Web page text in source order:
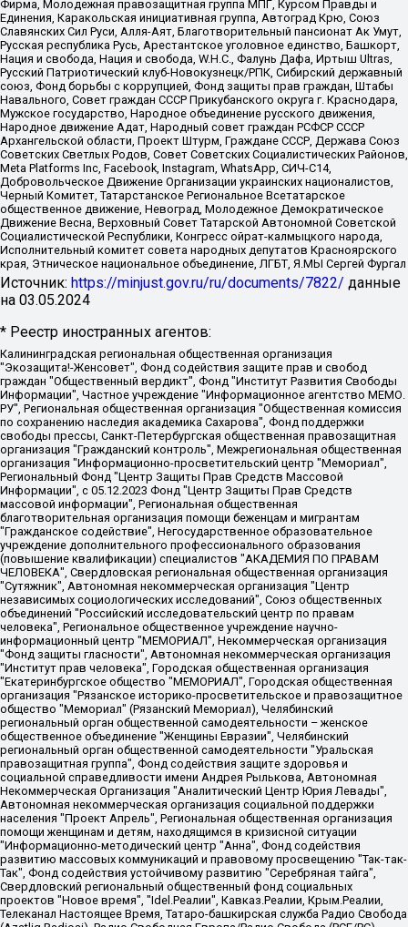
Фирма, Молодежная правозащитная группа МПГ, Курсом Правды и
Единения, Каракольская инициативная группа, Автоград Крю, Союз
Славянских Сил Руси, Алля-Аят, Благотворительный пансионат Ак Умут,
Русская республика Русь, Арестантское уголовное единство, Башкорт,
Нация и свобода, Нация и свобода, W.H.С., Фалунь Дафа, Иртыш Ultras,
Русский Патриотический клуб-Новокузнецк/РПК, Сибирский державный
союз, Фонд борьбы с коррупцией, Фонд защиты прав граждан, Штабы
Навального, Совет граждан СССР Прикубанского округа г. Краснодара,
Мужское государство, Народное объединение русского движения,
Народное движение Адат, Народный совет граждан РСФСР СССР
Архангельской области, Проект Штурм, Граждане СССР, Держава Союз
Советских Светлых Родов, Совет Советских Социалистических Районов,
Meta Platforms Inc, Facebook, Instagram, WhatsApp, СИЧ-С14,
Добровольческое Движение Организации украинских националистов,
Черный Комитет, Татарстанское Региональное Всетатарское
общественное движение, Невоград, Молодежное Демократическое
Движение Весна, Верховный Совет Татарской Автономной Советской
Социалистической Республики, Конгресс ойрат-калмыцкого народа,
Исполнительный комитет совета народных депутатов Красноярского
края, Этническое национальное объединение, ЛГБТ, Я.МЫ Сергей Фургал
Источник: https://minjust.gov.ru/ru/documents/7822/ данные
на 03.05.2024
* Реестр иностранных агентов:
Калининградская региональная общественная организация "Экозащита!-Женсовет", Фонд содействия защите прав и свобод граждан "Общественный вердикт", Фонд "Институт Развития Свободы Информации", Частное учреждение "Информационное агентство МЕМО. РУ", Региональная общественная организация "Общественная комиссия по сохранению наследия академика Сахарова", Фонд поддержки свободы прессы, Санкт-Петербургская общественная правозащитная организация "Гражданский контроль", Межрегиональная общественная организация "Информационно-просветительский центр "Мемориал", Региональный Фонд "Центр Защиты Прав Средств Массовой Информации", с 05.12.2023 Фонд "Центр Защиты Прав Средств массовой информации", Региональная общественная благотворительная организация помощи беженцам и мигрантам "Гражданское содействие", Негосударственное образовательное учреждение дополнительного профессионального образования (повышение квалификации) специалистов "АКАДЕМИЯ ПО ПРАВАМ ЧЕЛОВЕКА", Свердловская региональная общественная организация "Сутяжник", Автономная некоммерческая организация "Центр независимых социологических исследований", Союз общественных объединений "Российский исследовательский центр по правам человека", Региональное общественное учреждение научно-информационный центр "МЕМОРИАЛ", Некоммерческая организация "Фонд защиты гласности", Автономная некоммерческая организация "Институт прав человека", Городская общественная организация "Екатеринбургское общество "МЕМОРИАЛ", Городская общественная организация "Рязанское историко-просветительское и правозащитное общество "Мемориал" (Рязанский Мемориал), Челябинский региональный орган общественной самодеятельности – женское общественное объединение "Женщины Евразии", Челябинский региональный орган общественной самодеятельности "Уральская правозащитная группа", Фонд содействия защите здоровья и социальной справедливости имени Андрея Рылькова, Автономная Некоммерческая Организация "Аналитический Центр Юрия Левады", Автономная некоммерческая организация социальной поддержки населения "Проект Апрель", Региональная общественная организация помощи женщинам и детям, находящимся в кризисной ситуации "Информационно-методический центр "Анна", Фонд содействия развитию массовых коммуникаций и правовому просвещению "Так-так-Так", Фонд содействия устойчивому развитию "Серебряная тайга", Свердловский региональный общественный фонд социальных проектов "Новое время", "Idel.Реалии", Кавказ.Реалии, Крым.Реалии, Телеканал Настоящее Время, Татаро-башкирская служба Радио Свобода (Azatliq Radiosi), Радио Свободная Европа/Радио Свобода (PCE/PC), "Сибирь.Реалии", "Фактограф", Благотворительный фонд помощи осужденным и их семьям, Автономная некоммерческая организация "Институт глобализации и социальных движений", Фонд "В защиту прав заключенных", Частное учреждение "Центр поддержки и содействия развитию средств массовой информации", Пензенский региональный общественный благотворительный фонд "Гражданский союз", "Север.Реалии", Некоммерческая организация Фонд "Правовая инициатива", Общество с ограниченной ответственностью "Радио Свободная Европа/Радио Свобода", Чешское информационное агентство "MEDIUM-ORIENT", Красноярская региональная общественная организация "Мы против СПИДа", Камалягин Денис Николаевич, Маркелов Сергей Евгеньевич, Пономарев Лев Александрович, Савицкая Людмила Алексеевна, Автономная некоммерческая организация "Центр по работе с проблемой насилия "НАСИЛИЮ.НЕТ", Межрегиональный профессиональный союз работников здравоохранения "Альянс врачей", Юридическое лицо, зарегистрированное в Латвийской Республике, SIA "Medusa Project" (регистрационный номер 40103797863, дата регистрации 10.06.2014), Некоммерческая организация "Фонд по борьбе с коррупцией", Автономная некоммерческая организация "Институт права и публичной политики", Баданин Роман Сергеевич, Гликин Максим Александрович, Железнова Мария Михайловна, Лукьянова Юлия Сергеевна, Маетная Елизавета Витальевна, Маняхин Петр Борисович, Чуракова Ольга Владимировна, Ярош Юлия Петровна, Юридическое лицо "The Insider SIA", зарегистрированное в Риге, Латвийская Республика (дата регистрации 26.06.2015), являющееся администратором доменного имени интернет-издания "The Insider SIA", https://theins.ru, Постернак Алексей Евгеньевич, Рубин Михаил Аркадьевич, Анин Роман Александрович, Юридическое лицо Istories fonds, зарегистрированное в Латвийской Республике (регистрационный номер 50008295751, дата регистрации 24.02.2020), Великовский Дмитрий Александрович, Долинина Ирина Николаевна, Мароховская Алеся Алексеевна, Шлейнов Роман Юрьевич, Шмагун Олеся Валентиновна, Общество с ограниченной ответственностью "Альтаир 2021", Общество с ограниченной ответственностью "Вега 2021", Общество с ограниченной ответственностью "Главный редактор 2021", Общество с ограниченной ответственностью "Ромашки монолит", Важенков Артем Валерьевич, Ивановская областная общественная организация "Центр гендерных исследований", Гурман Юрий Альбертович, Медиапроект "ОВД-Инфо", Егоров Владимир Владимирович, Жилинский Владимир Александрович, Общество с ограниченной ответственностью "ЗП", Иванова София Юрьевна, Карезина Инна Павловна, Кильтау Екатерина Викторовна, Петров Алексей Викторович, Пискунов Сергей Евгеньевич, Смирнов Сергей Сергеевич, Тихонов Михаил Сергеевич, Общество с ограниченной ответственностью "ЖУРНАЛИСТ-ИНОСТРАННЫЙ АГЕНТ", Арапова Галина Юрьевна, Вольтская Татьяна Анатольевна, Американская компания "Mason G.E.S. Anonymous Foundation" (США), являющаяся владельцем интернет-издания https://mnews.world/, Компания "Stichting Bellingcat", зарегистрированная в Нидерландах (дата регистрации 11.07.2018), Захаров Андрей Вячеславович, Клепиковская Екатерина Дмитриевна, Общество с ограниченной ответственностью "МЕМО", Перл Роман Александрович, Симонов Евгений Алексеевич, Соловьева Елена Анатольевна, Сотников Даниил Владимирович, Сурначева Елизавета Дмитриевна, Автономная некоммерческая организация по защите прав человека и информированию населения "Якутия – Наше Мнение", Общество с ограниченной ответственностью "Москоу диджитал медиа", с 26.01.2023 Общество с ограниченной ответственностью "Чайка Белые сады", Ветошкина Валерия Валерьевна, Заговора Максим Александрович, Межрегиональное общественное движение "Российская ЛГБТ - сеть", Оленичев Максим Владимирович, Павлов Иван Юрьевич, Скворцова Елена Сергеевна, Общество с ограниченной ответственностью "Как бы инагент", Кочетков Игорь Викторович, Общество с ограниченной ответственностью "Честные выборы", Еланчик Олег Александрович, Общество с ограниченной ответственностью "Нобелевский призыв", Гималова Регина Эмилевна, Григорьев Андрей Валерьевич, Григорьева Алина Александровна, Ассоциация по содействию защите прав призывников, альтернативнослужащих и военнослужащих "Правозащитная группа "Гражданин.Армия.Право", Хисамова Регина Фаритовна, Автономная некоммерческая организация по реализации социально-правовых программ "Лилит", Дальневосточное общественное движение "Маяк", Санкт-Петербургская ЛГБТ-инициативная группа "Выход", Инициативная группа ЛГБТ+ "Реверс", Алексеев Андрей Викторович, Бекбулатова Таисия Львовна, Беляев Иван Михайлович, Владыкина Елена Сергеевна, Гельман Марат Александрович, Никульшина Вероника Юрьевна, Толоконникова Надежда Андреевна, Шендерович Виктор Анатольевич, Общество с ограниченной ответственностью "Данное сообщение", Общество с ограниченной ответственностью Издательский дом "Новая глава", Айнбиндер Александра Александровна, Московский комьюнити-центр для ЛГБТ+инициатив, Благотворительный фонд развития филантропии, Deutsche Welle (Германия, Kurt-Schumacher-Strasse 3, 53113 Bonn), Борзунова Мария Михайловна, Воробьев Виктор Викторович, Голубева Анна Львовна, Константинова Алла Михайловна, Малкова Ирина Владимировна, Мурадов Мурад Абдулгалимович, Осетинская Елизавета Николаевна, Понасенков Евгений Николаевич, Ганапольский Матвей Юрьевич, Киселев Евгений Алексеевич, Борухович Ирина Григорьевна, Дремин Иван Тимофеевич, Дубровский Дмитрий Викторович, Красноярская региональная общественная организация поддержки и развития альтернативных образовательных технологий и межкультурных коммуникаций "ИНТЕРРА", Маяковская Екатерина Алексеевна, Фейгин Марк Захарович, Филимонов Андрей Викторович, Дзугкоева Регина Николаевна, Доброхотов Роман Александрович, Дудь Юрий Александрович, Елкин Сергей Владимирович, Кругликов Кирилл Игоревич, Сабунаева Мария Леонидовна, Семенов Алексей Владимирович, Шаинян Карен Багратович, Шульман Екатерина Михайловна, Асафьев Артур Валерьевич, Вахштайн Виктор Семенович, Венедиктов Алексей Алексеевич, Лушникова Екатерина Евгеньевна, Волков Леонид Михайлович, Невзоров Александр Глебович, Пархоменко Сергей Борисович, Сироткин Ярослав Николаевич, Кара-Мурза Владимир Владимирович, Баранова Наталья Владимировна, Гозман Леонид Яковлевич, Кагарлицкий Борис Юльевич, Климарев Михаил Валерьевич, Милов Владимир Станиславович, Автономная некоммерческая организация Краснодарский центр современного искусства "Типография", Моргенштерн Алишер Тагирович, Соболь Любовь Эдуардовна, Общество с ограниченной ответственностью "ЛИЗА НОРМ", Каспаров Гарри Кимович, Ходорковский Михаил Борисович, Общество с ограниченной ответственностью "Апрельские тезисы", Данилович Ирина Брониславовна, Кашин Олег Владимирович, Петров Николай Владимирович, Пивоваров Алексей Владимирович, Соколов Михаил Владимирович, Цветкова Юлия Владимировна, Чичваркин Евгений Александрович, Комитет против пыток/Команда против пыток, Общество с ограниченной ответственностью "Первый научный", Общество с ограниченной ответственностью "Вертолет и ко", Белоцерковская Вероника Борисовна, Кац Максим Евгеньевич, Лазарева Татьяна Юрьевна, Шаведдинов Руслан Табризович, Яшин Илья Валерьевич, Общество с ограниченной ответственностью "Иноагент ААВ", Алешковский Дмитрий Петрович, Альбац Евгения Марковна, Быков Дмитрий Львович, Галямина Юлия Евгеньевна, Лойко Сергей Леонидович, Мартынов Кирилл Константинович, Медведев Сергей Александрович, Крашенинников Федор Геннадиевич, Гордеева Катерина Вл